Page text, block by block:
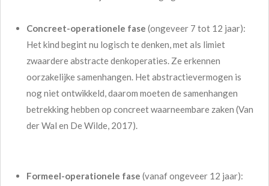
Concreet-operationele fase (ongeveer 7 tot 12 jaar):
Het kind begint nu logisch te denken, met als limiet
zwaardere abstracte denkoperaties. Ze erkennen
oorzakelijke samenhangen. Het abstractievermogen is
nog niet ontwikkeld, daarom moeten de samenhangen
betrekking hebben op concreet waarneembare zaken (Van
der Wal en De Wilde, 2017).
Formeel-operationele fase (vanaf ongeveer 12 jaar):